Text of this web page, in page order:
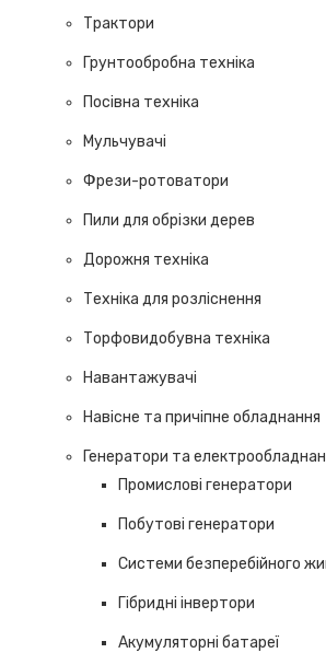
Трактори
Грунтообробна техніка
Посівна техніка
Мульчувачі
Фрези-ротоватори
Пили для обрізки дерев
Дорожня техніка
Техніка для розліснення
Торфовидобувна техніка
Навантажувачі
Навісне та причіпне обладнання
Генератори та
Промислові генератори
Побутові генератори
Системи безперебійного
Гібридні інвертори
Акумуляторні батареї